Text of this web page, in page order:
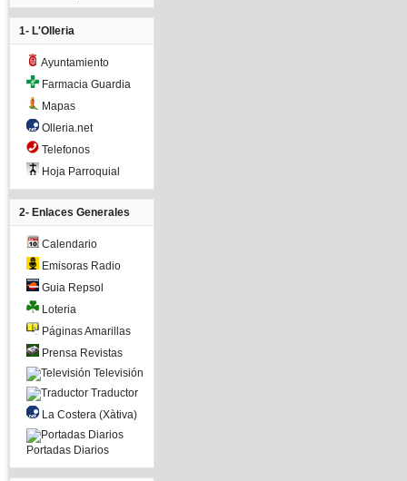
1- L'Olleria
Ayuntamiento
Farmacia Guardia
Mapas
Olleria.net
Telefonos
Hoja Parroquial
2- Enlaces Generales
Calendario
Emisoras Radio
Guia Repsol
Loteria
Páginas Amarillas
Prensa Revistas
Televisión
Traductor
La Costera (Xàtiva)
Portadas Diarios